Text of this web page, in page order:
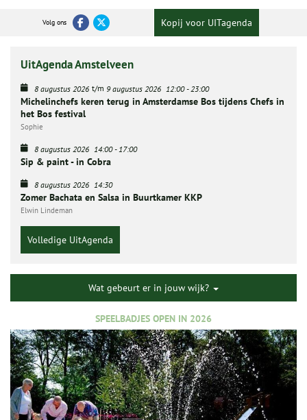
Volg ons Kopij voor UITagenda
UitAgenda Amstelveen
8 augustus 2026 t/m 9 augustus 2026 12:00-23:00
Michelinchefs keren terug in Amsterdamse Bos tijdens Chefs in
het Bos festival
Sophie
8 augustus 2026 14:00-17:00
Sip & paint - in Cobra
8 augustus 2026 14:30
Zomer Bachata en Salsa in Buurtkamer KKP
Elwin Lindeman
Volledige UitAgenda
Wat gebeurt er in jouw wijk?
SPEELBADJES OPEN IN 2026